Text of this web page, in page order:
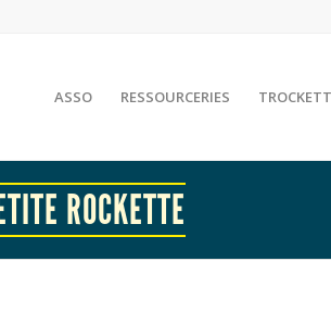
ASSO RESSOURCERIES
ROCKETTE